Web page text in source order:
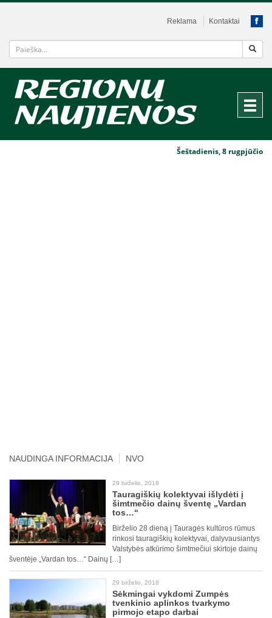
Reklama Kontaktai
Šeštadienis, 8 rugpjūčio
NAUDINGA INFORMACIJA NVO
29 birželio, 2018
Tauragiškių kolektyvai išlydėti į
šimtmečio dainų šventę „Vardan
tos…“
Birželio 28 dieną į Tauragės kultūros rūmus
rinkosi tauragiškių kolektyvai, dalyvausiantys
Valstybės atkūrimo šimtmečiui skirtoje dainų
šventėje „Vardan tos…“ Dainų […]
29 birželio, 2018
Sėkmingai vykdomi Zumpės
tvenkinio aplinkos tvarkymo
pirmojo etapo darbai